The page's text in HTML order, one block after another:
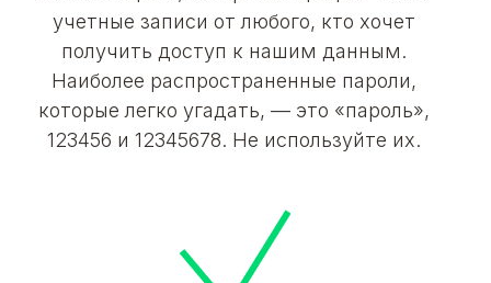
учетные записи от любого, кто хочет
получить доступ к нашим данным.
Наиболее распространенные пароли,
которые легко угадать, — это «пароль»,
123456 и 12345678. Не используйте их.